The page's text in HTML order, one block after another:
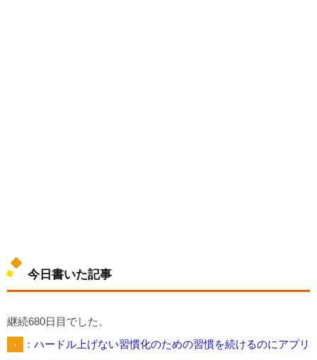
今日書いた記事
継続680日目でした。
・
： ハードル上げない習慣化のための習慣を続けるのにアプリ